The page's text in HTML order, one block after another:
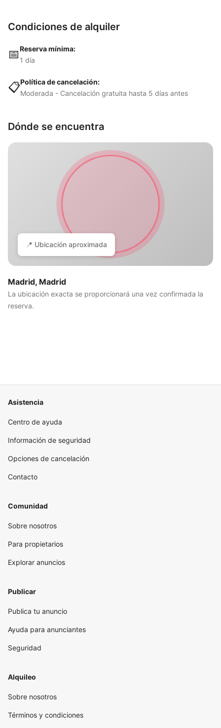
Condiciones de alquiler
📅Reserva mínima:
1 día
📋Política de cancelación:
Moderada - Cancelación gratuita hasta 5 días antes
Dónde se encuentra
📍 Ubicación aproximada
Madrid, Madrid
La ubicación exacta se proporcionará una vez confirmada la
reserva.
Asistencia
Centro de ayuda
Información de seguridad
Opciones de cancelación
Contacto
Comunidad
Sobre nosotros
Para propietarios
Explorar anuncios
Publicar
Publica tu anuncio
Ayuda para anunciantes
Seguridad
Alquileo
Sobre nosotros
Términos y condiciones